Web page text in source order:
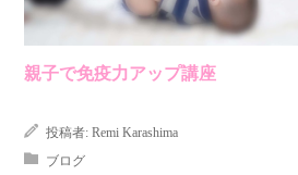
親子で免疫力アップ講座
投稿者: Remi Karashima
ブログ